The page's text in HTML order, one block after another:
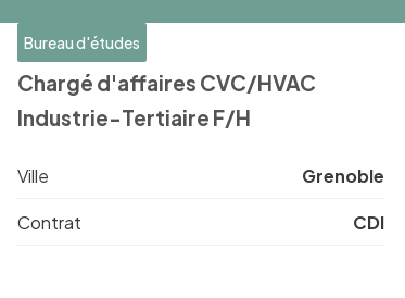
Bureau d'études
Chargé d'affaires CVC/HVAC
Industrie-Tertiaire F/H
Ville Grenoble
Contrat CDI